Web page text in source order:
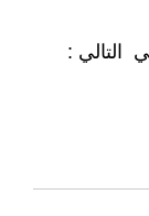
التالي :